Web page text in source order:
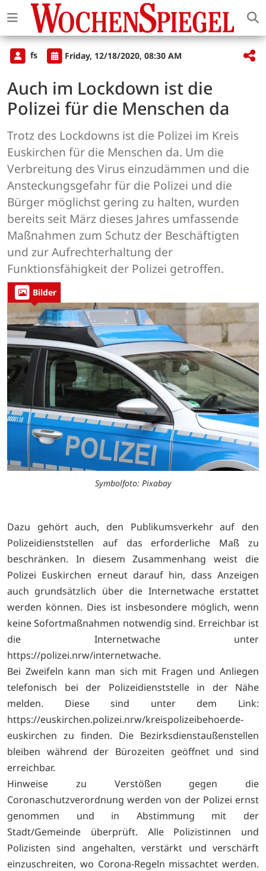
fs Friday, 12/18/2020, 08:30 AM
Auch im Lockdown ist die
Polizei für die Menschen da
Trotz des Lockdowns ist die Polizei im Kreis
Euskirchen für die Menschen da. Um die
Verbreitung des Virus einzudämmen und die
Ansteckungsgefahr für die Polizei und die
Bürger möglichst gering zu halten, wurden
bereits seit März dieses Jahres umfassende
Maßnahmen zum Schutz der Beschäftigten
und zur Aufrechterhaltung der
Funktionsfähigkeit der Polizei getroffen.
Bilder
Symbolfoto: Pixabay
Dazu gehört auch, den Publikumsverkehr auf den
Polizeidienststellen auf das erforderliche Maß zu
beschränken. In diesem Zusammenhang weist die
Polizei Euskirchen erneut darauf hin, dass Anzeigen
auch grundsätzlich über die Internetwache erstattet
werden können. Dies ist insbesondere möglich, wenn
keine Sofortmaßnahmen notwendig sind. Erreichbar ist
die Internetwache unter
https://polizei.nrw/internetwache.
Bei Zweifeln kann man sich mit Fragen und Anliegen
telefonisch bei der Polizeidienststelle in der Nähe
melden. Diese sind unter dem Link:
https://euskirchen.polizei.nrw/kreispolizeibehoerde-
euskirchen zu finden. Die Bezirksdienstaußenstellen
bleiben während der Bürozeiten geöffnet und sind
erreichbar.
Hinweise zu Verstößen gegen die
Coronaschutzverordnung werden von der Polizei ernst
genommen und in Abstimmung mit der
Stadt/Gemeinde überprüft. Alle Polizistinnen und
Polizisten sind angehalten, verstärkt und verschärft
einzuschreiten, wo Corona-Regeln missachtet werden.